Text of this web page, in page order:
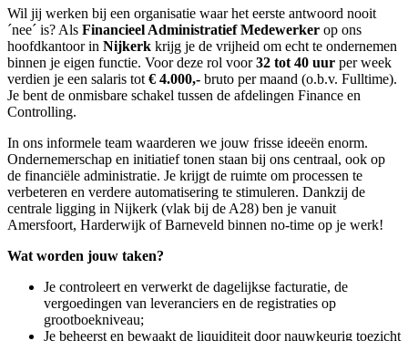
Wil jij werken bij een organisatie waar het eerste antwoord nooit
´nee´ is? Als Financieel Administratief Medewerker op ons
hoofdkantoor in Nijkerk krijg je de vrijheid om echt te ondernemen
binnen je eigen functie. Voor deze rol voor32 tot 40 uur per week
verdien je een salaris tot € 4.000,- bruto per maand (o.b.v. Fulltime).
Je bent de onmisbare schakel tussen de afdelingen Finance en
Controlling.
In ons informele team waarderen we jouw frisse ideeën enorm.
Ondernemerschap en initiatief tonen staan bij ons centraal, ook op
de financiële administratie. Je krijgt de ruimte om processen te
verbeteren en verdere automatisering te stimuleren. Dankzij de
centrale ligging in Nijkerk (vlak bij de A28) ben je vanuit
Amersfoort, Harderwijk of Barneveld binnen no-time op je werk!
Wat worden jouw taken?
Je controleert en verwerkt de dagelijkse facturatie, de
vergoedingen van leveranciers en de registraties op
grootboekniveau;
Je beheerst en bewaakt de liquiditeit door nauwkeurig toezicht